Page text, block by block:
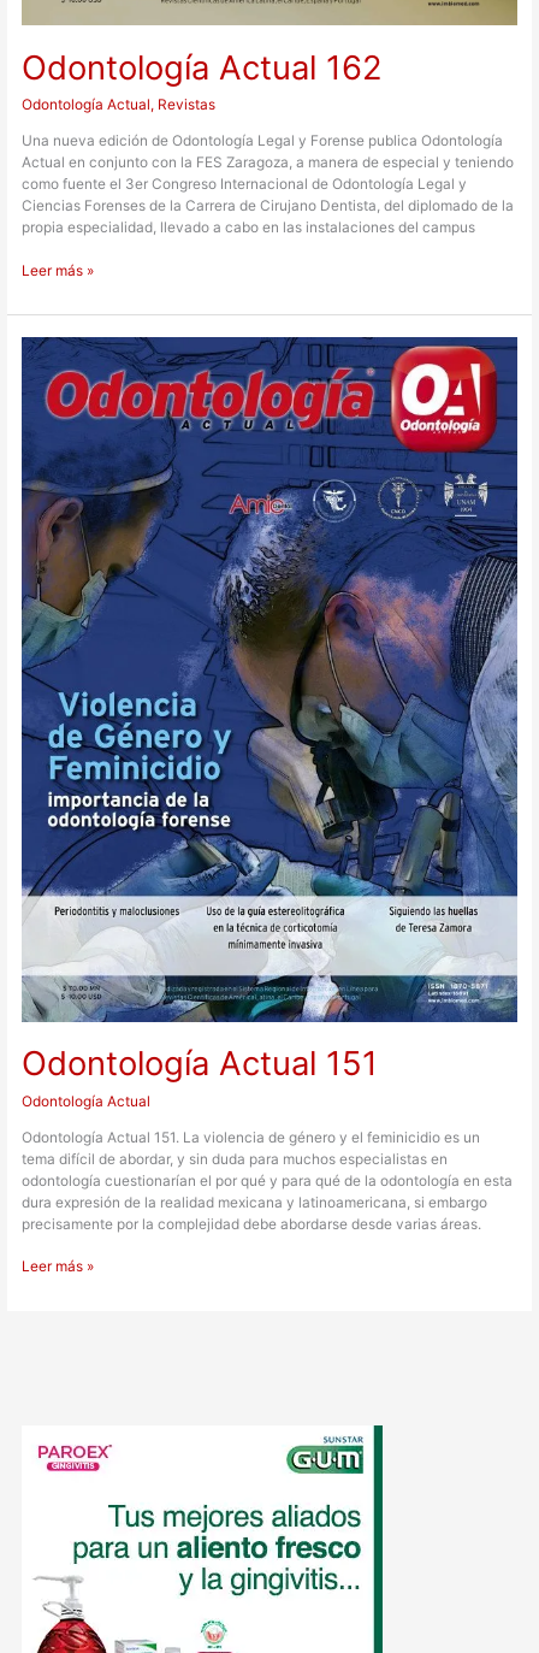
Odontología Actual 162
Odontología Actual, Revistas
Una nueva edición de Odontología Legal y Forense publica Odontología
Actual en conjunto con la FES Zaragoza, a manera de especial y teniendo
como fuente el 3er Congreso Internacional de Odontología Legal y
Ciencias Forenses de la Carrera de Cirujano Dentista, del diplomado de la
propia especialidad, llevado a cabo en las instalaciones del campus
Leer más »
Odontología Actual 151
Odontología Actual
Odontología Actual 151. La violencia de género y el feminicidio es un
tema difícil de abordar, y sin duda para muchos especialistas en
odontología cuestionarían el por qué y para qué de la odontología en esta
dura expresión de la realidad mexicana y latinoamericana, si embargo
precisamente por la complejidad debe abordarse desde varias áreas.
Odontología
Actual
Leer más »